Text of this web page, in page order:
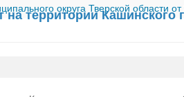
округа Тверской области
территории Кашинского